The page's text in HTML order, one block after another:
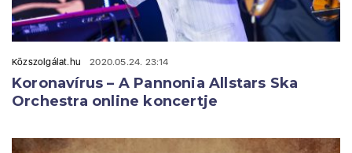
Közszolgálat.hu 2020.05.24. 23:14
Koronavírus – A Pannonia Allstars Ska
Orchestra online koncertje